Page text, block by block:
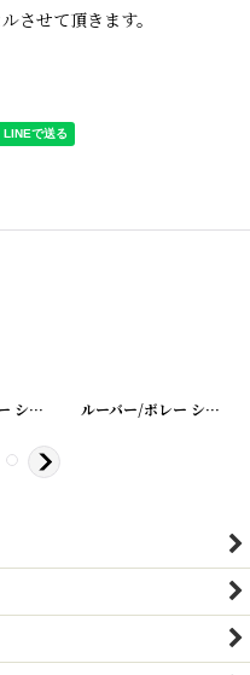
させて頂きます。
12
ルーバー/ボレー シャッター シングル [20200401-13
ルーバー/ボレー シャッター シングル